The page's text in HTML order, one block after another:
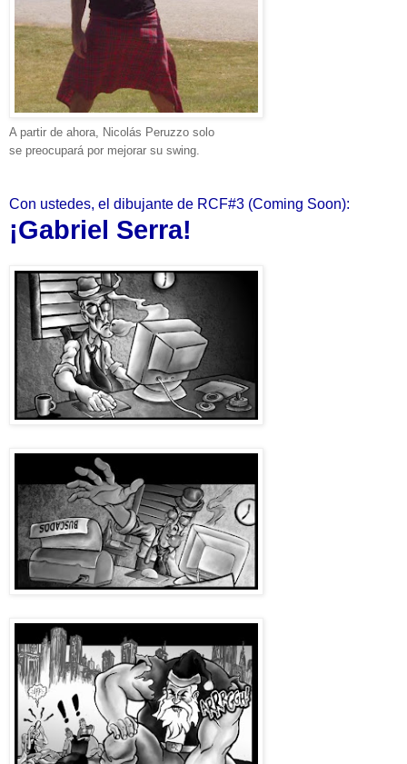
A partir de ahora, Nicolás Peruzzo solo
se preocupará por mejorar su swing.
Con ustedes, el dibujante de RCF#3 (Coming Soon):
¡Gabriel Serra!